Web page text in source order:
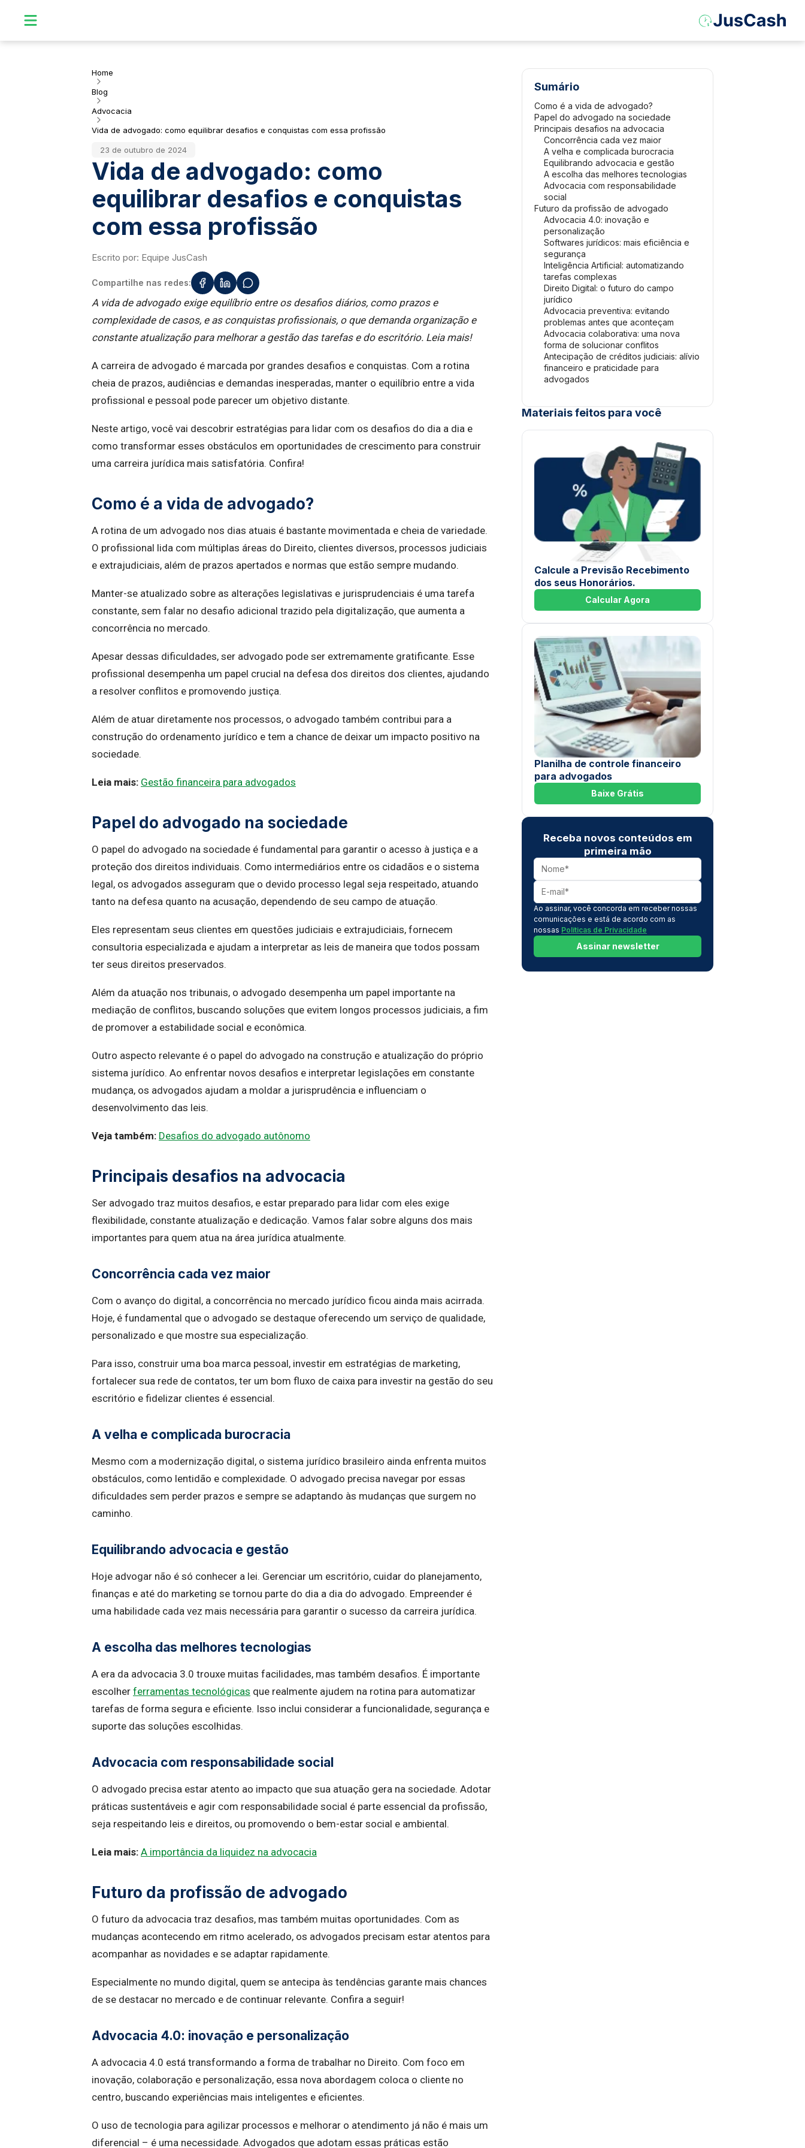
Home
Blog
Advocacia
Vida de advogado: como equilibrar desafios e conquistas com essa profissão
23 de outubro de 2024
Vida de advogado: como
equilibrar desafios e conquistas
com essa profissão
Escrito por: Equipe JusCash
Compartilhe nas redes:
A vida de advogado exige equilíbrio entre os desafios diários, como prazos e
complexidade de casos, e as conquistas profissionais, o que demanda organização e
constante atualização para melhorar a gestão das tarefas e do escritório. Leia mais!
A carreira de advogado é marcada por grandes desafios e conquistas. Com a rotina
cheia de prazos, audiências e demandas inesperadas, manter o equilíbrio entre a vida
profissional e pessoal pode parecer um objetivo distante.
Neste artigo, você vai descobrir estratégias para lidar com os desafios do dia a dia e
como transformar esses obstáculos em oportunidades de crescimento para construir
uma carreira jurídica mais satisfatória. Confira!
Como é a vida de advogado?
A rotina de um advogado nos dias atuais é bastante movimentada e cheia de variedade.
O profissional lida com múltiplas áreas do Direito, clientes diversos, processos judiciais
e extrajudiciais, além de prazos apertados e normas que estão sempre mudando.
Manter-se atualizado sobre as alterações legislativas e jurisprudenciais é uma tarefa
constante, sem falar no desafio adicional trazido pela digitalização, que aumenta a
concorrência no mercado.
Apesar dessas dificuldades, ser advogado pode ser extremamente gratificante. Esse
profissional desempenha um papel crucial na defesa dos direitos dos clientes, ajudando
a resolver conflitos e promovendo justiça.
Além de atuar diretamente nos processos, o advogado também contribui para a
construção do ordenamento jurídico e tem a chance de deixar um impacto positivo na
sociedade.
Leia mais: Gestão financeira para advogados
Papel do advogado na sociedade
O papel do advogado na sociedade é fundamental para garantir o acesso à justiça e a
proteção dos direitos individuais. Como intermediários entre os cidadãos e o sistema
legal, os advogados asseguram que o devido processo legal seja respeitado, atuando
tanto na defesa quanto na acusação, dependendo de seu campo de atuação.
Eles representam seus clientes em questões judiciais e extrajudiciais, fornecem
consultoria especializada e ajudam a interpretar as leis de maneira que todos possam
ter seus direitos preservados.
Além da atuação nos tribunais, o advogado desempenha um papel importante na
mediação de conflitos, buscando soluções que evitem longos processos judiciais, a fim
de promover a estabilidade social e econômica.
Outro aspecto relevante é o papel do advogado na construção e atualização do próprio
sistema jurídico. Ao enfrentar novos desafios e interpretar legislações em constante
mudança, os advogados ajudam a moldar a jurisprudência e influenciam o
desenvolvimento das leis.
Veja também: Desafios do advogado autônomo
Principais desafios na advocacia
Ser advogado traz muitos desafios, e estar preparado para lidar com eles exige
flexibilidade, constante atualização e dedicação. Vamos falar sobre alguns dos mais
importantes para quem atua na área jurídica atualmente.
Concorrência cada vez maior
Com o avanço do digital, a concorrência no mercado jurídico ficou ainda mais acirrada.
Hoje, é fundamental que o advogado se destaque oferecendo um serviço de qualidade,
personalizado e que mostre sua especialização.
Para isso, construir uma boa marca pessoal, investir em estratégias de marketing,
fortalecer sua rede de contatos, ter um bom fluxo de caixa para investir na gestão do seu
escritório e fidelizar clientes é essencial.
A velha e complicada burocracia
Mesmo com a modernização digital, o sistema jurídico brasileiro ainda enfrenta muitos
obstáculos, como lentidão e complexidade. O advogado precisa navegar por essas
dificuldades sem perder prazos e sempre se adaptando às mudanças que surgem no
caminho.
Equilibrando advocacia e gestão
Hoje advogar não é só conhecer a lei. Gerenciar um escritório, cuidar do planejamento,
finanças e até do marketing se tornou parte do dia a dia do advogado. Empreender é
uma habilidade cada vez mais necessária para garantir o sucesso da carreira jurídica.
A escolha das melhores tecnologias
A era da advocacia 3.0 trouxe muitas facilidades, mas também desafios. É importante
escolher ferramentas tecnológicas que realmente ajudem na rotina para automatizar
tarefas de forma segura e eficiente. Isso inclui considerar a funcionalidade, segurança e
suporte das soluções escolhidas.
Advocacia com responsabilidade social
O advogado precisa estar atento ao impacto que sua atuação gera na sociedade. Adotar
práticas sustentáveis e agir com responsabilidade social é parte essencial da profissão,
seja respeitando leis e direitos, ou promovendo o bem-estar social e ambiental.
Leia mais: A importância da liquidez na advocacia
Futuro da profissão de advogado
O futuro da advocacia traz desafios, mas também muitas oportunidades. Com as
mudanças acontecendo em ritmo acelerado, os advogados precisam estar atentos para
acompanhar as novidades e se adaptar rapidamente.
Especialmente no mundo digital, quem se antecipa às tendências garante mais chances
de se destacar no mercado e de continuar relevante. Confira a seguir!
Advocacia 4.0: inovação e personalização
A advocacia 4.0 está transformando a forma de trabalhar no Direito. Com foco em
inovação, colaboração e personalização, essa nova abordagem coloca o cliente no
centro, buscando experiências mais inteligentes e eficientes.
O uso de tecnologia para agilizar processos e melhorar o atendimento já não é mais um
diferencial – é uma necessidade. Advogados que adotam essas práticas estão
Sumário
Como é a vida de advogado?
Papel do advogado na sociedade
Principais desafios na advocacia
Concorrência cada vez maior
A velha e complicada burocracia
Equilibrando advocacia e gestão
A escolha das melhores tecnologias
Advocacia com responsabilidade
social
Futuro da profissão de advogado
Advocacia 4.0: inovação e
personalização
Softwares jurídicos: mais eficiência e
segurança
Inteligência Artificial: automatizando
tarefas complexas
Direito Digital: o futuro do campo
jurídico
Advocacia preventiva: evitando
problemas antes que aconteçam
Advocacia colaborativa: uma nova
forma de solucionar conflitos
Antecipação de créditos judiciais: alívio
financeiro e praticidade para
advogados
Materiais feitos para você
Calcule a Previsão Recebimento
dos seus Honorários.
Calcular Agora
Planilha de controle financeiro
para advogados
Baixe Grátis
Receba novos conteúdos em
primeira mão
Ao assinar, você concorda em receber nossas
comunicações e está de acordo com as
nossas Políticas de Privacidade
Assinar newsletter